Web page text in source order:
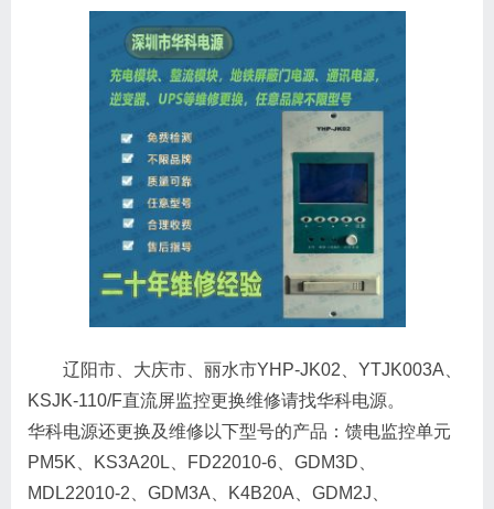
辽阳市、大庆市、丽水市YHP-JK02、YTJK003A、
KSJK-110/F直流屏监控更换维修请找华科电源。
华科电源还更换及维修以下型号的产品：馈电监控单元
PM5K、KS3A20L、FD22010-6、GDM3D、
MDL22010-2、GDM3A、K4B20A、GDM2J、